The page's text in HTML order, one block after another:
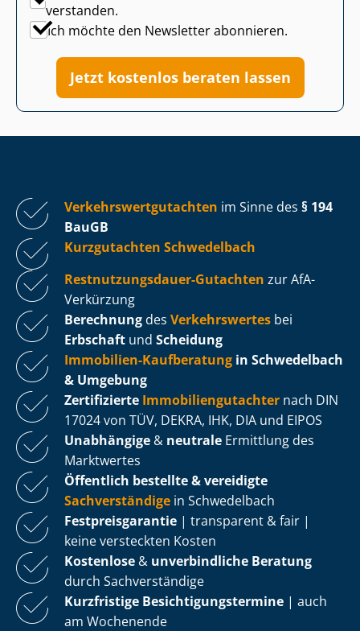
verstanden.
Ich möchte den Newsletter abonnieren.
Jetzt kostenlos beraten lassen
Ver­kehrs­wert­gut­ach­ten im Sinne des § 194
BauGB
Kurzgutachten Schwedelbach
Rest­nut­zungs­dau­er-Gutachten zur AfA-
Verkürzung
Berechnung des Verkehrswertes bei
Erbschaft und Scheidung
Immobilien-Kaufberatung in Schwedelbach
& Umgebung
Zertifizierte Im­mo­bi­li­en­gut­ach­ter nach DIN
17024 von TÜV, DEKRA, IHK, DIA und EIPOS
Unabhängige & neutrale Ermittlung des
Marktwertes
Öffentlich bestellte & vereidigte
Sachverständige in Schwedelbach
Fest­preis­ga­ran­tie | transparent & fair |
keine versteckten Kosten
Kostenlose & unverbindliche Beratung
durch Sachverständige
Kurzfristige Be­sich­ti­gungs­ter­mi­ne | auch
am Wochenende